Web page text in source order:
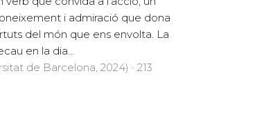
i admiració que dona
del món que ens envolta. La
en la dia...
de Barcelona, 2024) · 213